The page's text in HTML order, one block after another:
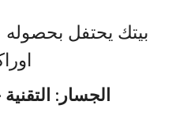
بيتك يحتفل